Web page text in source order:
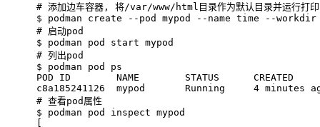
# 添加边车容器, 将/var/www/html目录作为默认目录并运行打印
$ podman create --pod mypod --name time --
# 启动pod
$ podman pod start mypod
# 列出pod
$ podman pod ps
POD ID        NAME        STATUS      CREATED
c8a185241126  mypod       Running     4 minutes
# 查看pod属性
$ podman pod inspect mypod